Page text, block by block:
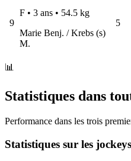
9
F • 3 ans • 54.5 kg
Marie Benj. / Krebs (s)
M.
5
📊
Statistiques dans
Performance dans les trois
Statistiques sur les jockeys